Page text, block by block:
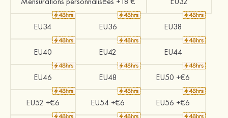
EU34 EU36 EU38
EU40 EU42 EU44
EU46 EU48 EU50 +€6
EU52 +€6 EU54 +€6 EU56 +€6